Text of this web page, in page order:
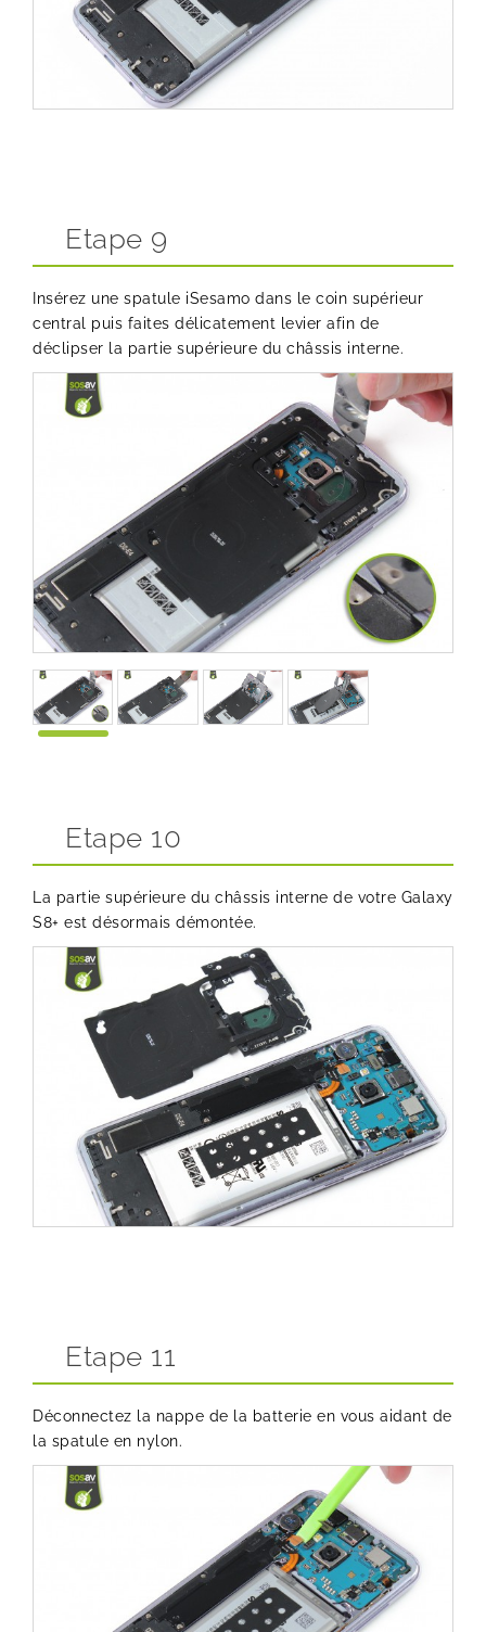
Etape 9
Insérez une spatule iSesamo dans le coin supérieur
central puis faites délicatement levier afin de
déclipser la partie supérieure du châssis interne.
Etape 10
La partie supérieure du châssis interne de votre Galaxy
S8+ est désormais démontée.
Etape 11
Déconnectez la nappe de la batterie en vous aidant de
la spatule en nylon.